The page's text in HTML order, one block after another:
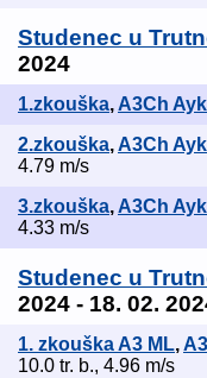
Studenec u
2024
1.zkouška, A3Ch
2.zkouška,A3Ch
4.79 m/s
3.zkouška, A3Ch
4.33 m/s
Studenec u
2024 - 18. 02.
1. zkouška A3 ML,
10.0 tr. b., 4.96 m/s